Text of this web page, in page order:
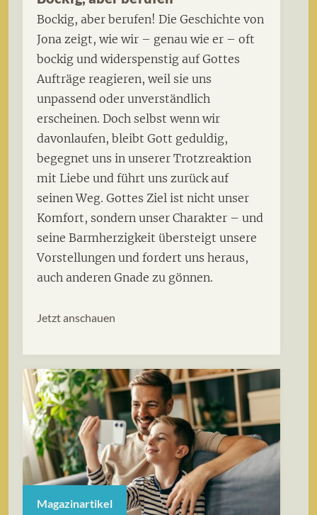
Bockig, aber berufen! Die Geschichte von
Jona zeigt, wie wir – genau wie er – oft
bockig und widerspenstig auf Gottes
Aufträge reagieren, weil sie uns
unpassend oder unverständlich
erscheinen. Doch selbst wenn wir
davonlaufen, bleibt Gott geduldig,
begegnet uns in unserer Trotzreaktion
mit Liebe und führt uns zurück auf
seinen Weg. Gottes Ziel ist nicht unser
Komfort, sondern unser Charakter – und
seine Barmherzigkeit übersteigt unsere
Vorstellungen und fordert uns heraus,
auch anderen Gnade zu gönnen.
Jetzt anschauen
Magazinartikel